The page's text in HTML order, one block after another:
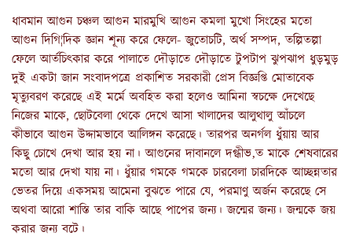
ধাবমান আগুন চঞ্চল আগুন মারমুখি আগুন কমলা মুখো সিংহের মতো
আগুন দিগি¦দিক জ্ঞান শূন্য করে ফেলে- জুতোচটি, অর্থ সম্পদ, তল্পিতল্পা
ফেলে আর্তচিৎকার করে পালাতে দৌড়াতে দৌড়াতে টুপটাপ ঝুপঝাপ ধুড়মুড়
দুই একটা জান সংবাদপত্রে প্রকাশিত সরকারী প্রেস বিজ্ঞপ্তি মোতাবেক
মৃত্যুবরণ করেছে এই মর্মে অবহিত করা হলেও আমিনা স্বচক্ষে দেখেছে
নিজের মাকে, ছোটবেলা থেকে দেখে আসা খালাদের আলুথালু আঁচলে
কীভাবে আগুন উদ্দামভাবে আলিঙ্গন করেছে। তারপর অনর্গল ধুঁয়ায় আর
কিছু চোখে দেখা আর হয় না। আগুনের দাবানলে দগ্ধীভ‚ত মাকে শেষবারের
মতো আর দেখা যায় না। ধুঁয়ার গমকে গমকে চারবেলা চারদিকে আচ্ছন্নতার
ভেতর দিয়ে একসময় আমেনা বুঝতে পারে যে, পরমাণু অর্জন করেছে সে
অথবা আরো শাস্তি তার বাকি আছে পাপের জন্য। জন্মের জন্য। জন্মকে জয়
করার জন্য বটে।